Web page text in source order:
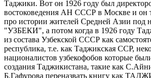
Таджики. Вот он 1926 году был
востоковедения АН СССР в Москве и он
про истории жителей Средней Азии под
"УЗБЕКИ", а потом когда в 1926 году
из состава Узбекской СССР как
республика, т.е. как Таджикская ССР,
националистов узбекофобов которые
создания Таджикистана, такие как
Б.Гафурова переназвать книгу как